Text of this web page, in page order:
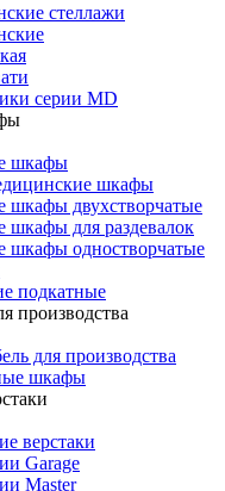
стеллажи
серии MD
шкафы
шкафы
шкафы двухстворчатые
для раздевалок
шкафы одностворчатые
подкатные
производства
для производства
шкафы
верстаки
Garage
Master